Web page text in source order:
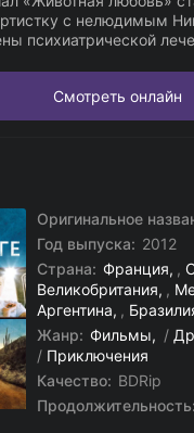
с нелюдимым
психиатрической
Смотреть онлайн
Оригинальное
Год выпуска: 2012
Страна: Франция ,
Великобритания ,
Аргентина ,
Жанр: Фильмы /
/ Приключения
Качество: BDRip
Продолжительность: